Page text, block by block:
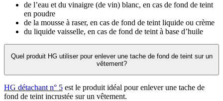
de l’eau et du vinaigre (de vin) blanc, en cas de fond de teint
en poudre
de la mousse à raser, en cas de fond de teint liquide ou crème
du liquide vaisselle, en cas de fond de teint à base d’huile
Quel produit HG utiliser pour enlever une tache de fond de teint sur un
vêtement?
HG détachant n° 5 est le produit idéal pour enlever une tache de
fond de teint incrustée sur un vêtement.